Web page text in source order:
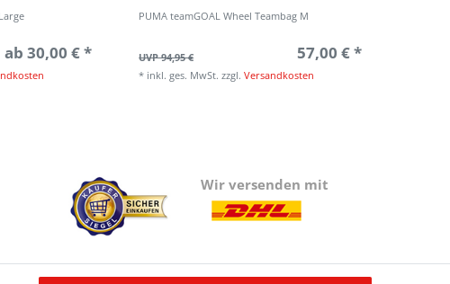
ab 30,00 € *
PUMA teamGOAL Wheel Teambag M
UVP 94,95 € 57,00 € *
* inkl. ges. MwSt. zzgl.Versandkosten
Wir versenden mit